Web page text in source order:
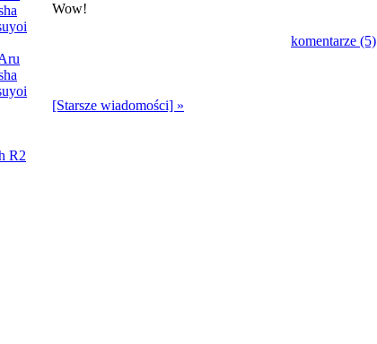
R2
Wow!
komentarze (5)
[Starsze wiadomości] »